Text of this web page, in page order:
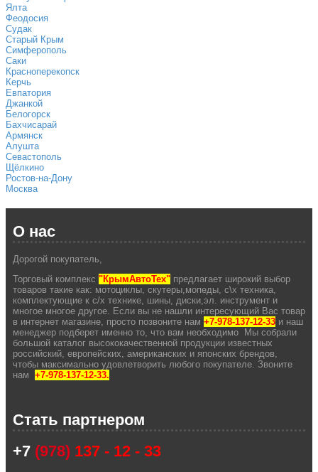
Ялта
Феодосия
Судак
Старый Крым
Симферополь
Саки
Красноперекопск
Керчь
Евпатория
Джанкой
Белогорск
Бахчисарай
Армянск
Алушта
Севастополь
Щёлкино
Ростов-на-Дону
Москва
О нас
Дорогой покупатель,
Торговый комплекс "КрымАвтоТех" предлагает широкий выбор
товаров такие как: мотоциклы, скутеры,мопеды, с\х техника,
комплектующие к с/х технике, шины, диски,эл. инструмент и
многое многое другое. Если вы не нашли интересующий Вас товар
в интернет магазине, просто позвоните нам +7-978-137-12-33 и наш
менеджер подберет именно то, что вам необходимо Мы собрали
большой каталог высококачественной продукции известных
российский, европейских, американских и японских брендов,
чтобы максимально удовлетворить любого покупателе. Звоните
нам +7-978-137-12-33.
Стать партнером
+7 (978) 137 - 12 - 33